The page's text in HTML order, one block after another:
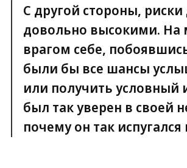
С другой стороны, риски
довольно высокими. На
врагом себе,
были бы все шансы
или получить условный
был так уверен в своей
почему он так